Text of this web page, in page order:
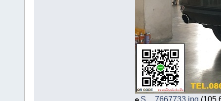
S__7667733.jpg